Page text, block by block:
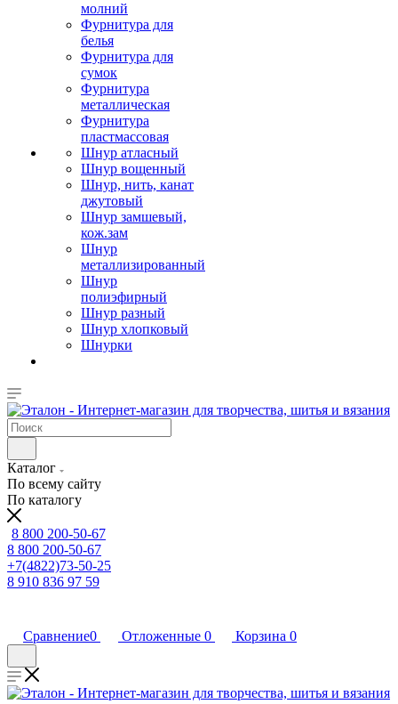
молний
Фурнитура для
белья
Фурнитура для
сумок
Фурнитура
металлическая
Фурнитура
пластмассовая
Шнур атласный
Шнур вощенный
Шнур, нить, канат
джутовый
Шнур замшевый,
кож.зам
Шнур
металлизированный
Шнур
полиэфирный
Шнур разный
Шнур хлопковый
Шнурки
Каталог
По всему сайту
По каталогу
8 800 200-50-67
8 800 200-50-67
+7(4822)73-50-25
8 910 836 97 59
Сравнение0 Отложенные 0 Корзина 0